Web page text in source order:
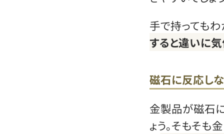
手で持っても
すると違いに気
磁石に反応し
金製品が磁石
ょう。そもそも